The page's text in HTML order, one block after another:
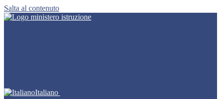
Salta al contenuto
Italiano